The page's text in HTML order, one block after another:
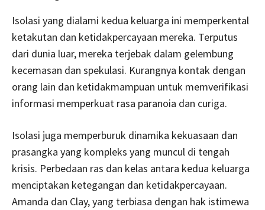
Isolasi yang dialami kedua keluarga ini memperkental
ketakutan dan ketidakpercayaan mereka. Terputus
dari dunia luar, mereka terjebak dalam gelembung
kecemasan dan spekulasi. Kurangnya kontak dengan
orang lain dan ketidakmampuan untuk memverifikasi
informasi memperkuat rasa paranoia dan curiga.
Isolasi juga memperburuk dinamika kekuasaan dan
prasangka yang kompleks yang muncul di tengah
krisis. Perbedaan ras dan kelas antara kedua keluarga
menciptakan ketegangan dan ketidakpercayaan.
Amanda dan Clay, yang terbiasa dengan hak istimewa